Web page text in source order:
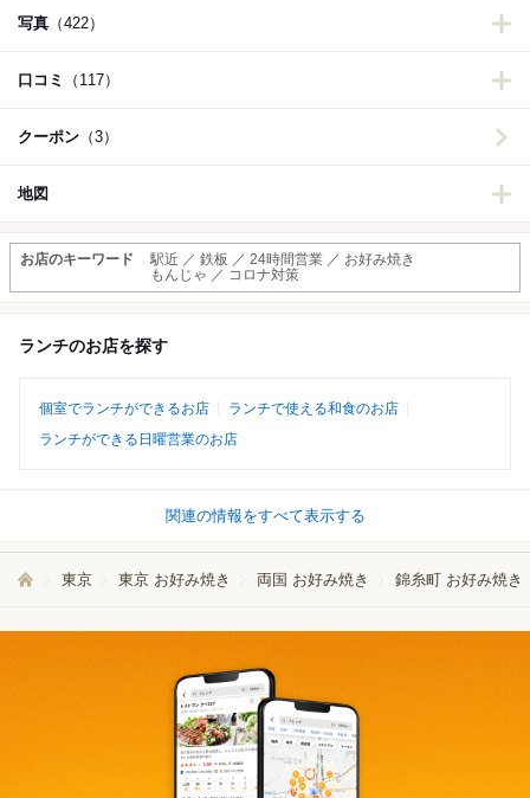
写真 （422）
口コミ （117）
クーポン （3）
地図
お店のキーワード
駅近 ／ 鉄板 ／ 24時間営業 ／ お好み焼き
もんじゃ ／ コロナ対策
ランチのお店を探す
個室でランチができるお店
ランチで使える和食のお店
ランチができる日曜営業のお店
関連の情報をすべて表示する
東京 東京 お好み焼き 両国 お好み焼き 錦糸町 お好み焼き